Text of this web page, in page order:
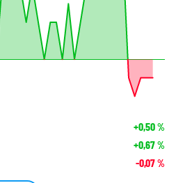
+0,50%
+0,67%
-0,07%